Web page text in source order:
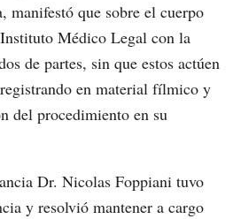
manifestó que sobre el cuerpo
Médico Legal con la
de partes, sin que estos actúen
en material fílmico y
del procedimiento en su
Dr. Nicolas Foppiani tuvo
y resolvió mantener a cargo